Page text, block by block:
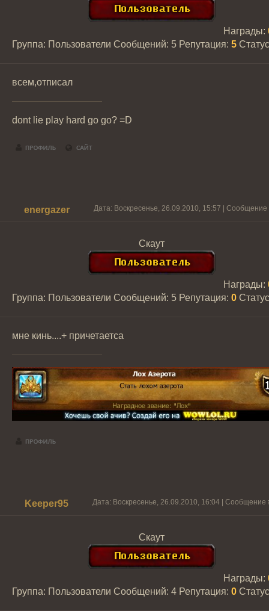
Группа: Пользователи Сообщений: 5
Награды:
Репутация: 5
всем,отписал
dont lie play hard go go? =D
energazer Дата: Воскресенье, 26.09.2010, 15:57 |
Скаут
Группа: Пользователи Сообщений: 5
Награды:
Репутация: 0
мне кинь....+ причетаетса
Keeper95 Дата: Воскресенье, 26.09.2010, 16:04 | Сообщение
Скаут
Группа: Пользователи Сообщений: 4
Награды:
Репутация: 0